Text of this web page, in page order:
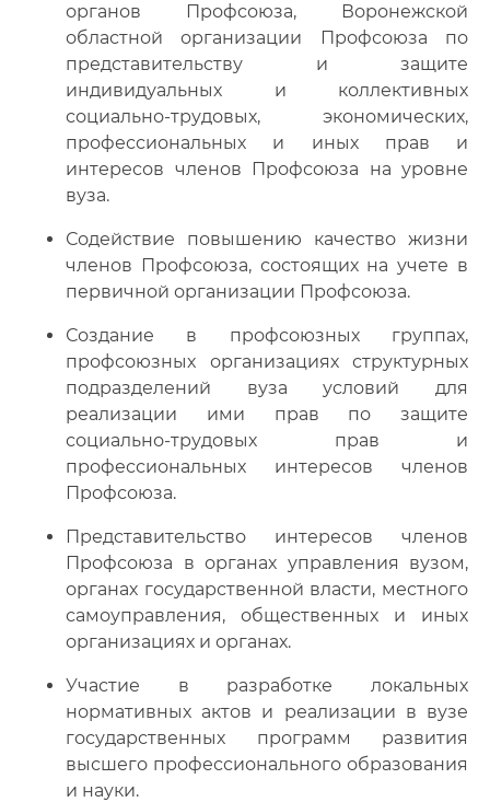
органов Профсоюза, Воронежской
областной организации Профсоюза по
представительству и защите
индивидуальных и коллективных
социально-трудовых, экономических,
профессиональных и иных прав и
интересов членов Профсоюза на уровне
вуза.
Содействие повышению качество жизни
членов Профсоюза, состоящих на учете в
первичной организации Профсоюза.
Создание в профсоюзных группах,
профсоюзных организациях структурных
подразделений вуза условий для
реализации ими прав по защите
социально-трудовых прав и
профессиональных интересов членов
Профсоюза.
Представительство интересов членов
Профсоюза в органах управления вузом,
органах государственной власти, местного
самоуправления, общественных и иных
организациях и органах.
Участие в разработке локальных
нормативных актов и реализации в вузе
государственных программ развития
высшего профессионального образования
и науки.